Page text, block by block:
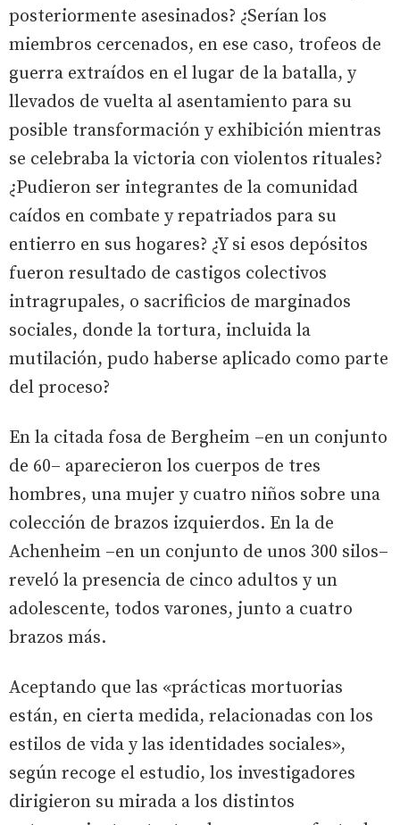
posteriormente asesinados? ¿Serían los
miembros cercenados, en ese caso, trofeos de
guerra extraídos en el lugar de la batalla, y
llevados de vuelta al asentamiento para su
posible transformación y exhibición mientras
se celebraba la victoria con violentos rituales?
¿Pudieron ser integrantes de la comunidad
caídos en combate y repatriados para su
entierro en sus hogares? ¿Y si esos depósitos
fueron resultado de castigos colectivos
intragrupales, o sacrificios de marginados
sociales, donde la tortura, incluida la
mutilación, pudo haberse aplicado como parte
del proceso?
En la citada fosa de Bergheim –en un conjunto
de 60– aparecieron los cuerpos de tres
hombres, una mujer y cuatro niños sobre una
colección de brazos izquierdos. En la de
Achenheim –en un conjunto de unos 300 silos–
reveló la presencia de cinco adultos y un
adolescente, todos varones, junto a cuatro
brazos más.
Aceptando que las «prácticas mortuorias
están, en cierta medida, relacionadas con los
estilos de vida y las identidades sociales»,
según recoge el estudio, los investigadores
dirigieron su mirada a los distintos